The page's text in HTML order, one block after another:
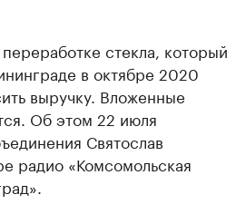
стекла, который
в октябре 2020
выручку. Вложенные
Об этом 22 июля
Святослав
радио «Комсомольская